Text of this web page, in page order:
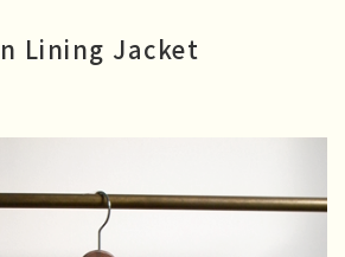
Lining Jacket